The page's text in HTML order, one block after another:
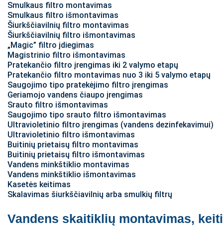
Smulkaus filtro montavimas
Smulkaus filtro išmontavimas
Šiurkščiavilnių filtro montavimas
Šiurkščiavilnių filtro išmontavimas
„Magic” filtro įdiegimas
Magistrinio filtro išmontavimas
Pratekančio filtro įrengimas iki 2 valymo etapų
Pratekančio filtro montavimas nuo 3 iki 5 valymo etapų
Saugojimo tipo pratekėjimo filtro įrengimas
Geriamojo vandens čiaupo įrengimas
Srauto filtro išmontavimas
Saugojimo tipo srauto filtro išmontavimas
Ultravioletinio filtro įrengimas (vandens dezinfekavimui)
Ultravioletinio filtro išmontavimas
Buitinių prietaisų filtro montavimas
Buitinių prietaisų filtro išmontavimas
Vandens minkštiklio montavimas
Vandens minkštiklio išmontavimas
Kasetės keitimas
Skalavimas šiurkščiavilnių arba smulkių filtrų
Vandens skaitiklių montavimas,